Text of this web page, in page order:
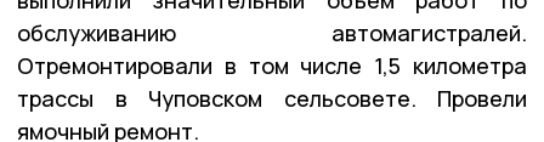
обслуживанию автомагистралей.
Отремонтировали в том числе 1,5 километра
трассы в Чуповском сельсовете. Провели
ямочный ремонт.